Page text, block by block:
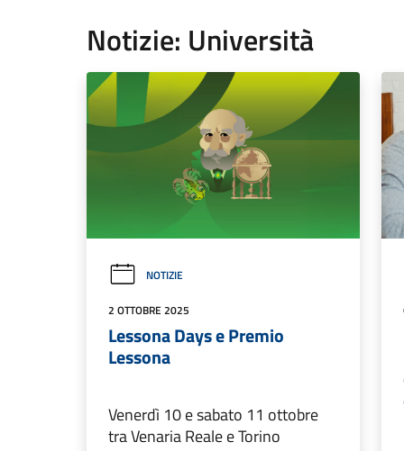
Notizie: Università
NOTIZIE
2 OTTOBRE 2025
Lessona Days e Premio
Lessona
Venerdì 10 e sabato 11 ottobre
tra Venaria Reale e Torino